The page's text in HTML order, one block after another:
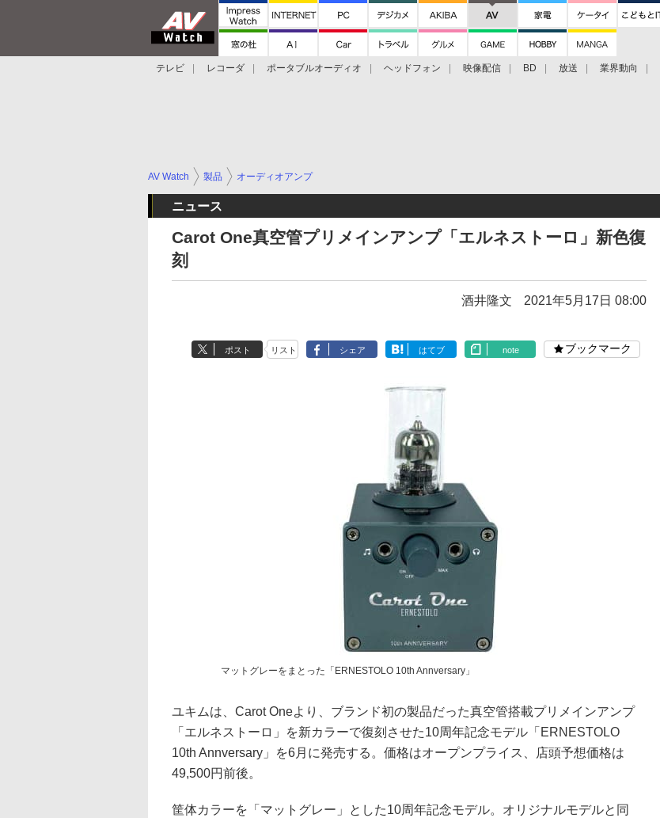
テレビ レコーダ ポータブルオーディオ ヘッドフォン 映像配信 BD 放送 業界動向
AV Watch 製品 オーディオアンプ
ニュース
Carot One真空管プリメインアンプ「エルネストーロ」新色復
刻
酒井隆文 2021年5月17日 08:00
ポスト リスト シェア はてブ note ブックマーク
マットグレーをまとった「ERNESTOLO 10th Annversary」
ユキムは、Carot Oneより、ブランド初の製品だった真空管搭載プリメインアンプ
「エルネストーロ」を新カラーで復刻させた10周年記念モデル「ERNESTOLO
10th Annversary」を6月に発売する。価格はオープンプライス、店頭予想価格は
49,500円前後。
筐体カラーを「マットグレー」とした10周年記念モデル。オリジナルモデルと同